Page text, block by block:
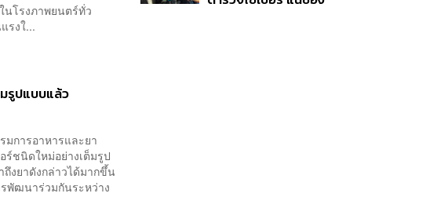
นโรงภาพยนตร์ทั่ว
รงใ...
รูปแบบแล้ว
การอาหารและยา
ร์ชนิดใหม่อย่างเต็มรูป
งยาดังกล่าวได้มากขึ้น
รพัฒนาร่วมกันระหว่าง